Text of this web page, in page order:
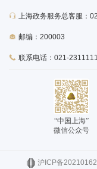
上海政务服务总客服：
邮编：200003
联系电话：021-
“中国上海”
微信公众号
沪ICP备